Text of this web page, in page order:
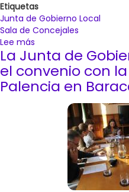
Etiquetas
Junta de Gobierno Local
Sala de Concejales
Lee más
La
Junta
de
Gobierno
expediente
La Junta de
el convenio con
Palencia en